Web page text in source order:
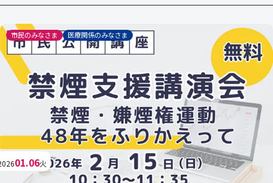
市民のみなさま 医療関係のみなさま
01.06火